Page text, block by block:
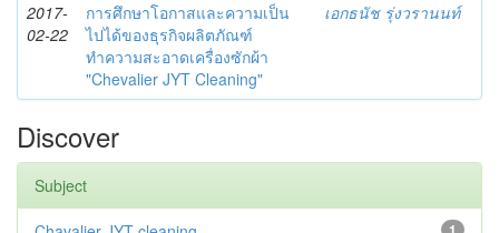
2017-
02-22
การศึกษาโอกาสและความเป็น
ไปได้ของธุรกิจผลิตภัณฑ์
ทำความสะอาดเครื่องซักผ้า
"Chevalier JYT Cleaning"
เอกธนัช รุ่งวรานนท์
Discover
Subject